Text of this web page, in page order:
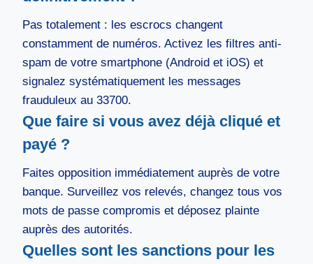
Pas totalement : les escrocs changent
constamment de numéros. Activez les filtres anti-
spam de votre smartphone (Android et iOS) et
signalez systématiquement les messages
frauduleux au 33700.
Que faire si vous avez déjà cliqué et
payé ?
Faites opposition immédiatement auprès de votre
banque. Surveillez vos relevés, changez tous vos
mots de passe compromis et déposez plainte
auprès des autorités.
Quelles sont les sanctions pour les